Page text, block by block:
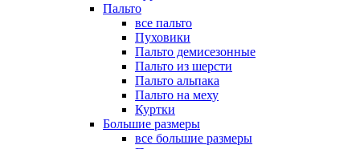
Пальто
все пальто
Пуховики
Пальто демисезонные
Пальто из шерсти
Пальто альпака
Пальто на меху
Куртки
Большие размеры
все большие размеры